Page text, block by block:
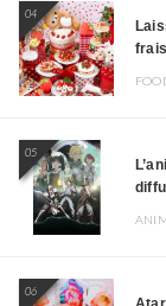
04
05
06